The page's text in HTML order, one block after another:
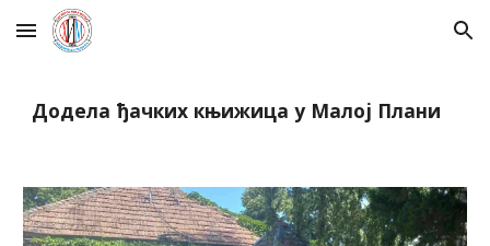
Skip to main content Skip to navigation
Додела ђачких књижица у Малој Плани